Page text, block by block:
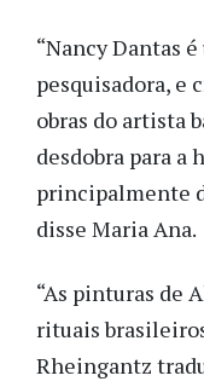
“Nancy Dantas
pesquisadora, e
obras do artista
desdobra para a
principalmente
disse Maria Ana.
“As pinturas de
rituais
Rheingantz